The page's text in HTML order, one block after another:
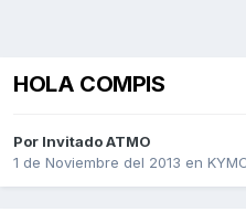
HOLA COMPIS
Por Invitado ATMO
1 de Noviembre del 2013 en